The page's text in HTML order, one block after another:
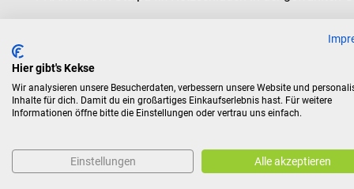
Kunden kauften auch
HARTMANN
Stülpa-fix Netzschlauch
Hier gibt's Kekse
Wir analysieren unsere Besucherdaten, verbessern unsere Website und
Inhalte für dich. Damit du ein großartiges Einkaufserlebnis hast. Für weitere
Informationen öffne bitte die Einstellungen oder vertrau uns einfach.
Einstellungen Alle akzeptieren